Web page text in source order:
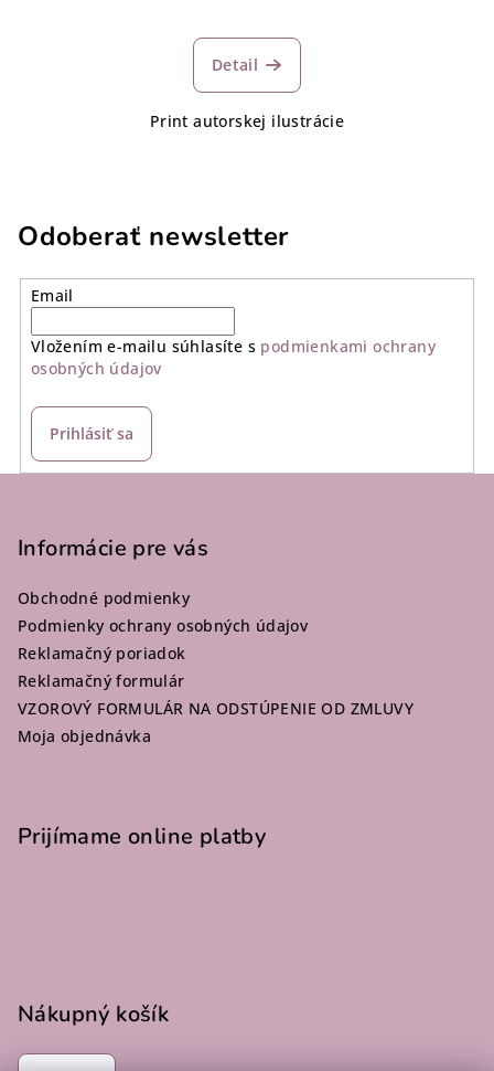
Detail
Print autorskej ilustrácie
Odoberať newsletter
Email
Vložením e-mailu súhlasíte s podmienkami ochrany
osobných údajov
Prihlásiť sa
Informácie pre vás
Obchodné podmienky
Podmienky ochrany osobných údajov
Reklamačný poriadok
Reklamačný formulár
VZOROVÝ FORMULÁR NA ODSTÚPENIE OD ZMLUVY
Moja objednávka
Prijímame online platby
Nákupný košík